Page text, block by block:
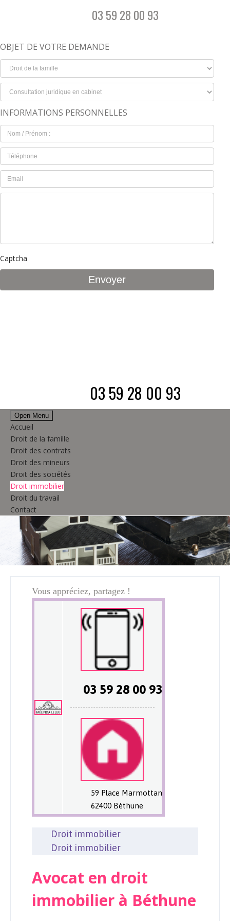
03 59 28 00 93
OBJET DE VOTRE DEMANDE
INFORMATIONS PERSONNELLES
Captcha
03 59 28 00 93
Open Menu
Accueil
Droit de la famille
Droit des contrats
Droit des mineurs
Droit des sociétés
Droit immobilier
Droit du travail
Contact
Vous appréciez, partagez !
03 59 28 00 93
59 Place Marmottan
62400 Béthune
Droit immobilier
Droit immobilier
Avocat en droit
immobilier à Béthune